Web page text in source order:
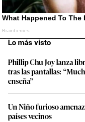
Lo más visto
Phillip Chu Joy lanza
tras las pantallas:
enseña”
Un Niño furioso
países vecinos